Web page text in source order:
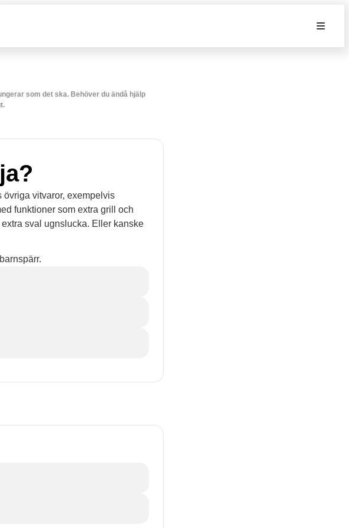
som det ska. Behöver du ändå hjälp
övriga vitvaror, exempelvis
funktioner som extra grill och
sval ugnslucka. Eller kanske